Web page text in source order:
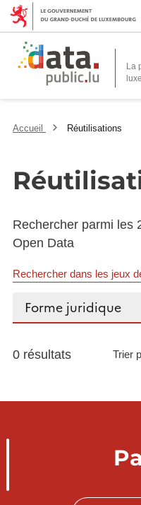
La
Accueil Réutilisations
Rechercher parmi les
Open Data
Rechercher dans les jeux
Rechercher...
0 résultats Trier